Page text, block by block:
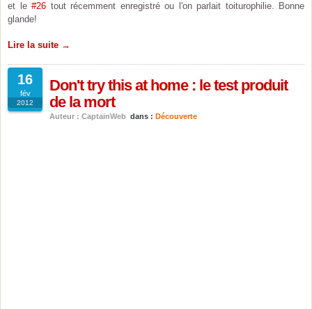
et le #26 tout récemment enregistré ou l'on parlait toiturophilie. Bonne
glande!
Lire la suite →
16
fév
2012
Don't try this at home : le test produit
de la mort
Auteur : CaptainWeb dans : Découverte